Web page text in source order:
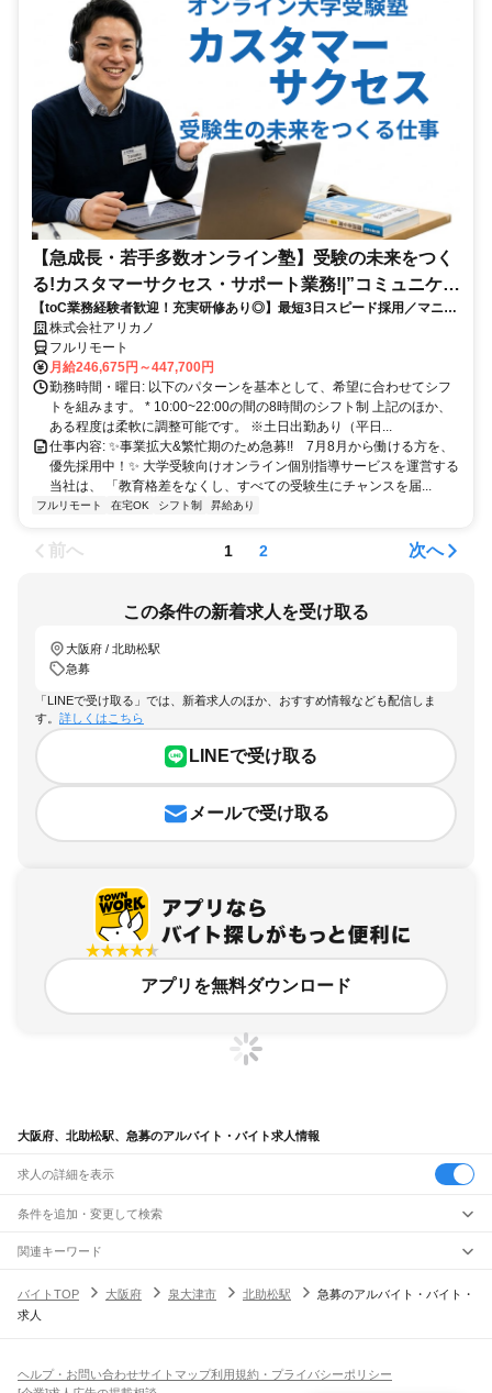
【急成長・若手多数オンライン塾】受験の未来をつく
る!カスタマーサクセス・サポート業務!|”コミュニケー
ション”が好きな方!|「フルリモート勤務」
【toC業務経験者歓迎！充実研修あり◎】最短3日スピード採用／マニュ
アル化が進んでいて、迷わず働ける環境です！
株式会社アリカノ
フルリモート
月給246,675円～447,700円
勤務時間・曜日: 以下のパターンを基本として、希望に合わせてシフ
トを組みます。 * 10:00~22:00の間の8時間のシフト制 上記のほか、
ある程度は柔軟に調整可能です。 ※土日出勤あり（平日...
仕事内容: ✨️事業拡大&繁忙期のため急募!! 7月8月から働ける方を、
優先採用中！✨️ 大学受験向けオンライン個別指導サービスを運営する
当社は、 「教育格差をなくし、すべての受験生にチャンスを届...
フルリモート 在宅OK シフト制 昇給あり
前へ 1 2 次へ
この条件の新着求人を受け取る
大阪府 / 北助松駅
急募
「LINEで受け取る」では、新着求人のほか、おすすめ情報なども配信しま
す。 詳しくはこちら
LINEで受け取る
メールで受け取る
アプリを無料ダウンロード
大阪府、北助松駅、急募のアルバイト・バイト求人情報
求人の詳細を表示
条件を追加・変更して検索
市区町村を追加・変更
大阪府すべて
平野区北区中央区
駅を追加・変更
職種を追加・変更
飲食・フードサービスすべて
ホールスタッフキッチンスタッフ
関連キーワード
バイトTOP
大阪府 泉大津市 北助松駅
急募のアルバイト・バイト・
求人
ヘルプ・お問い合わせサイトマップ利用規約・プライバシーポリシー